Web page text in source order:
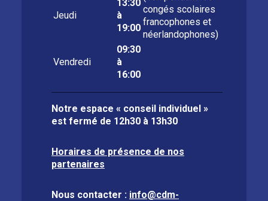
Jeudi
13:30
à
19:00
congés scolaires
francophones et
néerlandophones)
Vendredi
09:30
à
16:00
Notre espace « conseil individuel »
est fermé de 12h30 à 13h30
Horaires de présence de nos
partenaires
Nous contacter : info@cdm-